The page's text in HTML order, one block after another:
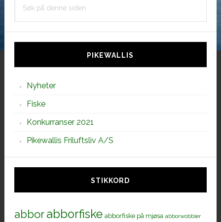
PIKEWALLIS
Nyheter
Fiske
Konkurranser 2021
Pikewallis Friluftsliv A/S
STIKKORD
abborabborfiske abborfiske på mjøsa abborwobbler